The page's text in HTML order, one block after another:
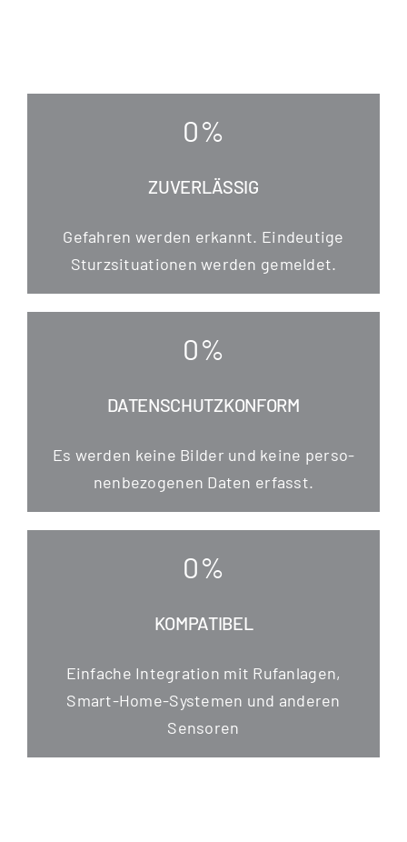
0%
ZUVERLÄSSIG
Gefah­ren wer­den erkannt. Ein­deu­ti­ge
Sturz­si­tua­tio­nen wer­den gemeldet.
0%
DATENSCHUTZKONFORM
Es wer­den kei­ne Bil­der und kei­ne per­so­
nen­be­zo­ge­nen Daten erfasst.
0%
KOMPATIBEL
Ein­fa­che Inte­gra­ti­on mit Ruf­an­la­gen,
Smart-Home-Sys­te­men und ande­ren
Sensoren